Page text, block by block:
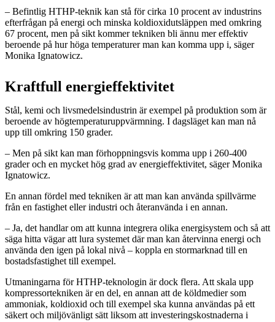
– Befintlig HTHP-teknik kan stå för cirka 10 procent av industrins
efterfrågan på energi och minska koldioxidutsläppen med omkring
67 procent, men på sikt kommer tekniken bli ännu mer effektiv
beroende på hur höga temperaturer man kan komma upp i, säger
Monika Ignatowicz.
Kraftfull energieffektivitet
Stål, kemi och livsmedelsindustrin är exempel på produktion som är
beroende av högtemperaturuppvärmning. I dagsläget kan man nå
upp till omkring 150 grader.
– Men på sikt kan man förhoppningsvis komma upp i 260-400
grader och en mycket hög grad av energieffektivitet, säger Monika
Ignatowicz.
En annan fördel med tekniken är att man kan använda spillvärme
från en fastighet eller industri och återanvända i en annan.
– Ja, det handlar om att kunna integrera olika energisystem och så att
säga hitta vägar att lura systemet där man kan återvinna energi och
använda den igen på lokal nivå – koppla en stormarknad till en
bostadsfastighet till exempel.
Utmaningarna för HTHP-teknologin är dock flera. Att skala upp
kompressortekniken är en del, en annan att de köldmedier som
ammoniak, koldioxid och till exempel ska kunna användas på ett
säkert och miljövänligt sätt liksom att investeringskostnaderna i